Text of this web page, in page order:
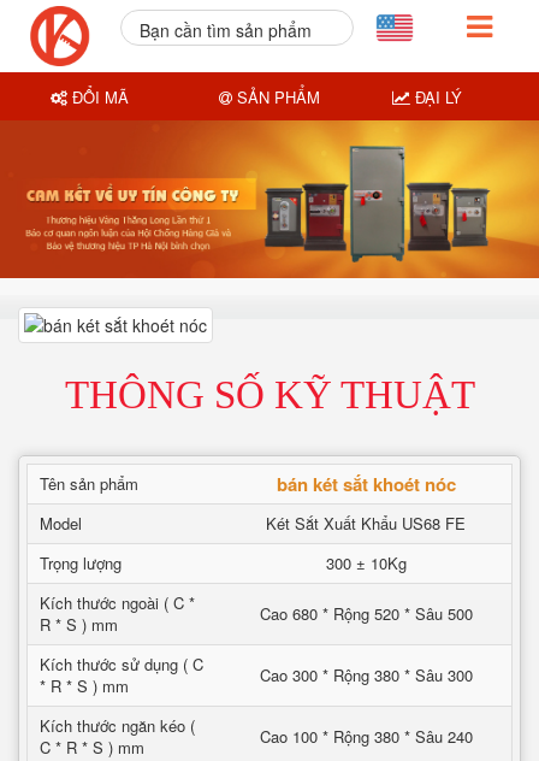
THÔNG SỐ KỸ THUẬT
Tên sản phẩm bán két sắt khoét nóc
Model
Két Sắt Xuất Khẩu US68 FE
Trọng lượng
300 ± 10Kg
Kích thước ngoài ( C *
R * S ) mm
Cao 680 * Rộng 520 * Sâu 500
Kích thước sử dụng ( C
* R * S ) mm
Cao 300 * Rộng 380 * Sâu 300
Kích thước ngăn kéo (
C * R * S ) mm
Cao 100 * Rộng 380 * Sâu 240
Bạn cần tìm sản phẩm
ĐỔI MÃ SẢN PHẨM ĐẠI LÝ